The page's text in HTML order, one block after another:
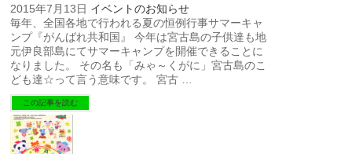
2015年7月13日 イベントのお知らせ
毎年、全国各地で行われる夏の恒例行事サマーキャ
ンプ『がんばれ共和国』 今年は宮古島の子供達も地
元伊良部島にてサマーキャンプを開催できることに
なりました。 その名も「みゃ～くがに」宮古島のこ
ども達☆って言う意味です。 宮古 …
この記事を読む